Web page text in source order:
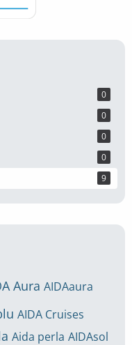
0
0
0
0
9
Aura AIDAaura
AIDA Cruises
Aida perla AIDAsol